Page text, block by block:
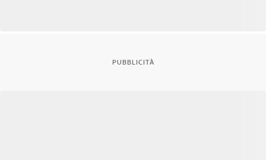
PUBBLICITÀ